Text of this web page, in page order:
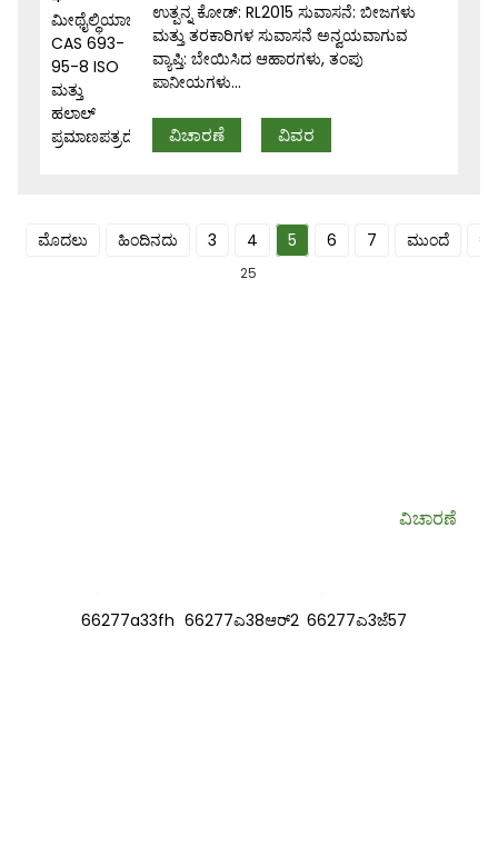
ಉತ್ಪನ್ನ ಕೋಡ್: RL2015 ಸುವಾಸನೆ: ಬೀಜಗಳು
ಮತ್ತು ತರಕಾರಿಗಳ ಸುವಾಸನೆ ಅನ್ವಯವಾಗುವ
ವ್ಯಾಪ್ತಿ: ಬೇಯಿಸಿದ ಆಹಾರಗಳು, ತಂಪು
ಪಾನೀಯಗಳು...
ವಿಚಾರಣೆ ವಿವರ
ಮೊದಲು ಹಿಂದಿನದು 3 4 5 6 7 ಮುಂದೆ
25
ವಿಚಾರಣೆ